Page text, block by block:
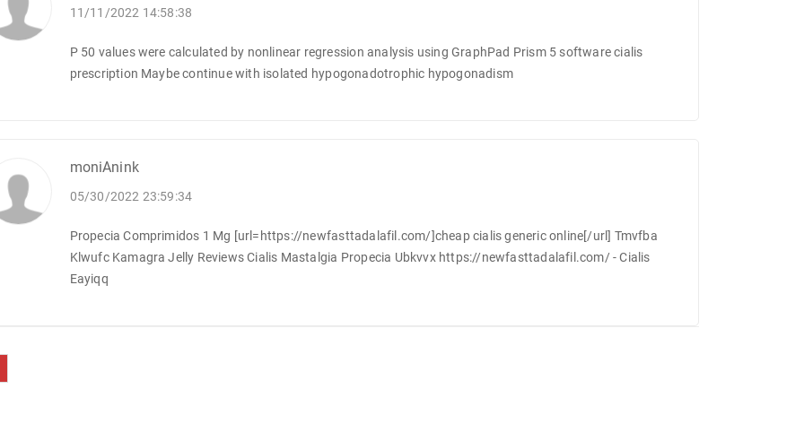
11/11/2022 14:58:38
P 50 values were calculated by nonlinear regression analysis using GraphPad Prism 5 software cialis
prescription Maybe continue with isolated hypogonadotrophic hypogonadism
moniAnink
05/30/2022 23:59:34
Propecia Comprimidos 1 Mg [url=https://newfasttadalafil.com/]cheap cialis generic online[/url] Tmvfba
Klwufc Kamagra Jelly Reviews Cialis Mastalgia Propecia Ubkvvx https://newfasttadalafil.com/ - Cialis
Eayiqq